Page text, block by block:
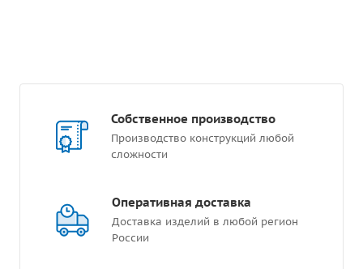
Собственное производство
Производство конструкций любой
сложности
Оперативная доставка
Доставка изделий в любой регион
России